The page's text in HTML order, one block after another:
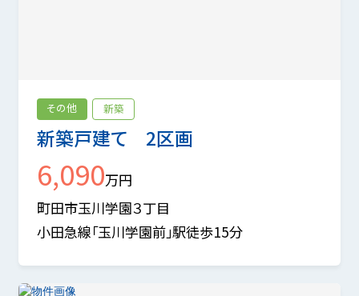
新築戸建て 2区画
その他 新築
6,090万円
町田市玉川学園３丁目
小田急線「玉川学園前」駅徒歩15分